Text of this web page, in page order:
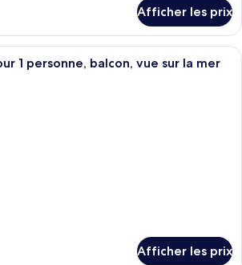
Afficher les prix
Une chambre d’hôtel moderne
1 personne, balcon, vue sur la mer
Afficher les prix